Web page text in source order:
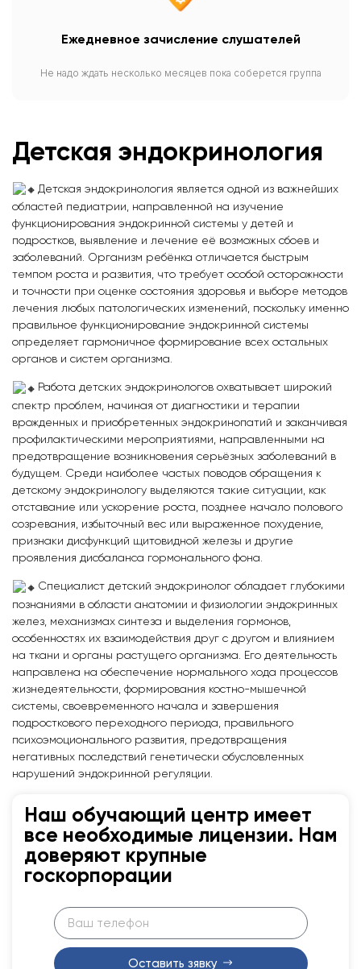
Ежедневное зачисление слушателей
Не надо ждать несколько месяцев пока соберется группа
Детская эндокринология
Детская эндокринология является одной из важнейших
областей педиатрии, направленной на изучение
функционирования эндокринной системы у детей и
подростков, выявление и лечение её возможных сбоев и
заболеваний. Организм ребёнка отличается быстрым
темпом роста и развития, что требует особой осторожности
и точности при оценке состояния здоровья и выборе методов
лечения любых патологических изменений, поскольку именно
правильное функционирование эндокринной системы
определяет гармоничное формирование всех остальных
органов и систем организма.
Работа детских эндокринологов охватывает широкий
спектр проблем, начиная от диагностики и терапии
врожденных и приобретенных эндокринопатий и заканчивая
профилактическими мероприятиями, направленными на
предотвращение возникновения серьёзных заболеваний в
будущем. Среди наиболее частых поводов обращения к
детскому эндокринологу выделяются такие ситуации, как
отставание или ускорение роста, позднее начало полового
созревания, избыточный вес или выраженное похудение,
признаки дисфункций щитовидной железы и другие
проявления дисбаланса гормонального фона.
Специалист детский эндокринолог обладает глубокими
познаниями в области анатомии и физиологии эндокринных
желез, механизмах синтеза и выделения гормонов,
особенностях их взаимодействия друг с другом и влиянием
на ткани и органы растущего организма. Его деятельность
направлена на обеспечение нормального хода процессов
жизнедеятельности, формирования костно-мышечной
системы, своевременного начала и завершения
подросткового переходного периода, правильного
психоэмоционального развития, предотвращения
негативных последствий генетически обусловленных
нарушений эндокринной регуляции.
Наш обучающий центр имеет
все необходимые лицензии. Нам
доверяют крупные
госкорпорации
Оставить зявку